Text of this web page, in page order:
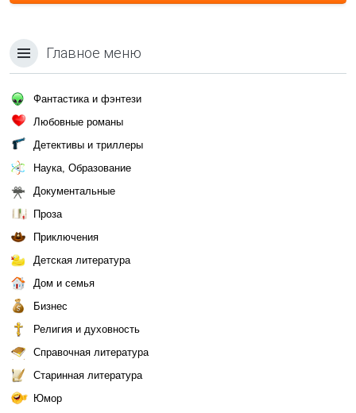
Главное меню
Фантастика и фэнтези
Любовные романы
Детективы и триллеры
Наука, Образование
Документальные
Проза
Приключения
Детская литература
Дом и семья
Бизнес
Религия и духовность
Справочная литература
Старинная литература
Юмор